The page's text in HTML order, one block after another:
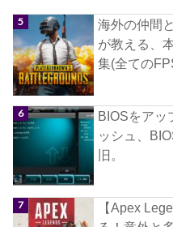
海外の仲間
が教える、
集(全ての
BIOSをアッ
ッシュ、
旧。
【Apex